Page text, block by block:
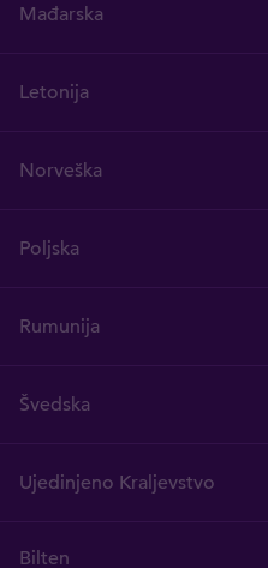
Mađarska
Letonija
Norveška
Poljska
Rumunija
Švedska
Ujedinjeno Kraljevstvo
Bilten